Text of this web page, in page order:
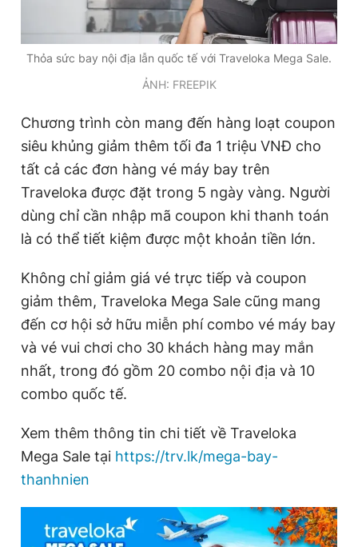
Thỏa sức bay nội địa lẫn quốc tế với Traveloka Mega Sale.
ẢNH: FREEPIK
Chương trình còn mang đến hàng loạt coupon
siêu khủng giảm thêm tối đa 1 triệu VNĐ cho
tất cả các đơn hàng vé máy bay trên
Traveloka được đặt trong 5 ngày vàng. Người
dùng chỉ cần nhập mã coupon khi thanh toán
là có thể tiết kiệm được một khoản tiền lớn.
Không chỉ giảm giá vé trực tiếp và coupon
giảm thêm, Traveloka Mega Sale cũng mang
đến cơ hội sở hữu miễn phí combo vé máy bay
và vé vui chơi cho 30 khách hàng may mắn
nhất, trong đó gồm 20 combo nội địa và 10
combo quốc tế.
Xem thêm thông tin chi tiết về Traveloka
Mega Sale tại https://trv.lk/mega-bay-
thanhnien